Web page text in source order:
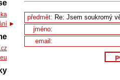
předmět:
jméno:
email: